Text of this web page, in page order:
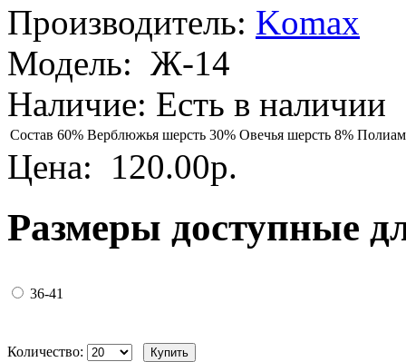
Производитель: Komax
Модель: Ж-14
Наличие: Есть в наличии
Состав 60% Верблюжья шерсть 30% Овечья шерсть 8%
Цена: 120.00р.
Размеры доступные
36-41
Количество: